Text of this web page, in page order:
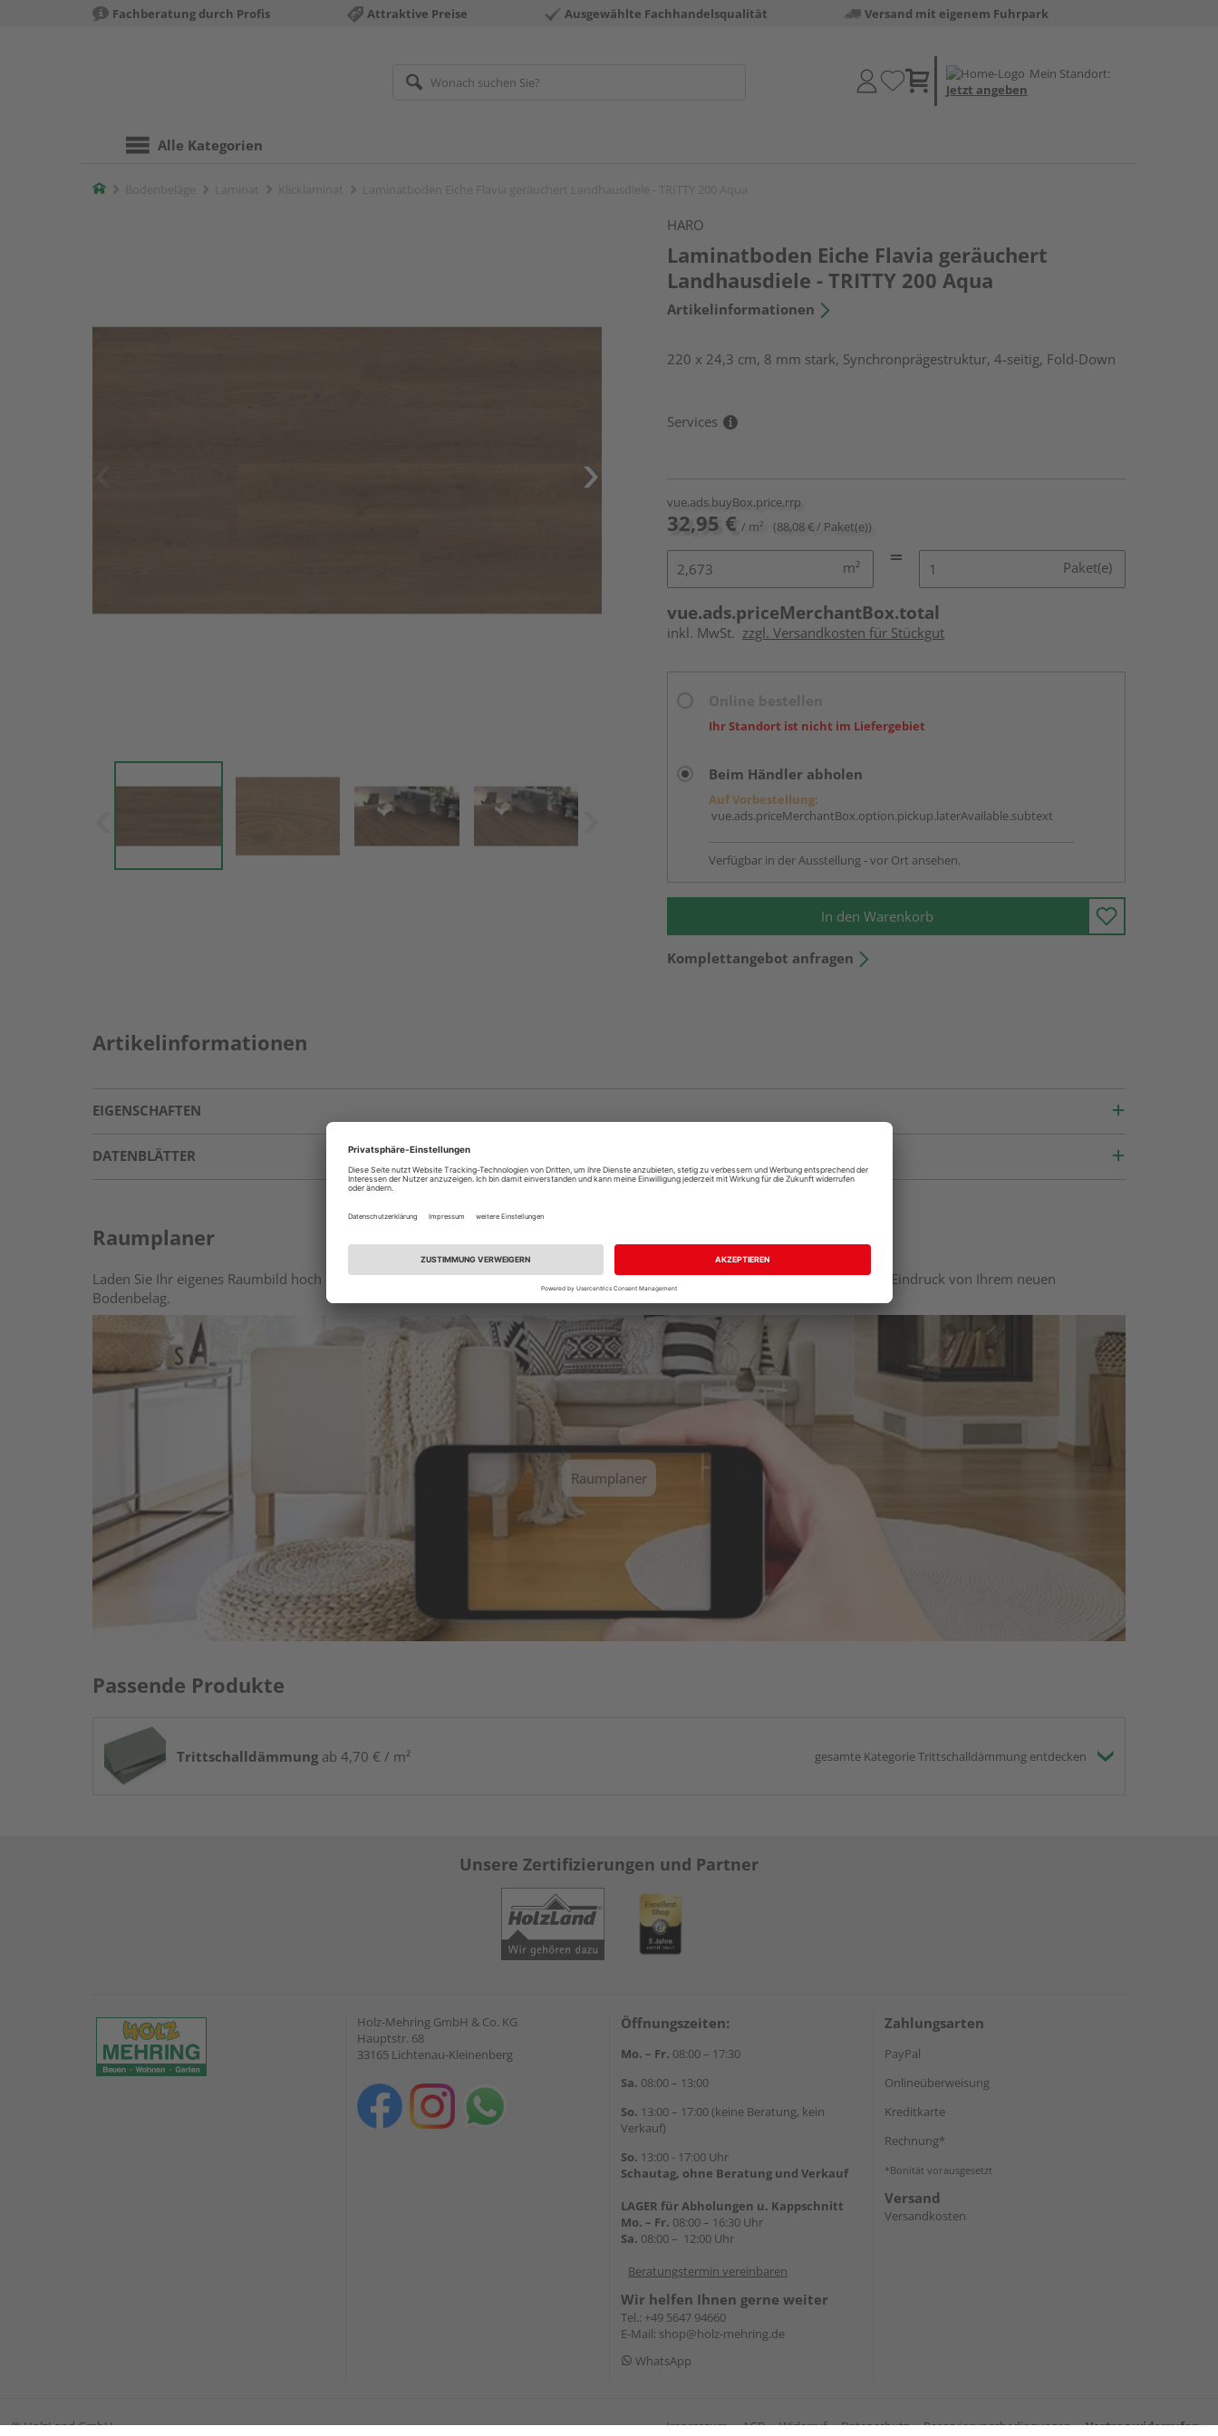
Fachberatung durch Profis Attraktive Preise Ausgewählte Fachhandelsqualität Versand mit eigenem Fuhrpark
Mein Standort:
Jetzt angeben
Alle Kategorien
Home
HARO
Laminatboden Eiche Flavia geräuchert
Landhausdiele - TRITTY 200 Aqua
Artikelinformationen
220 x 24,3 cm, 8 mm stark, Synchronprägestruktur, 4-seitig, Fold-Down
Services
vue.ads.buyBox.price.rrp
32,95 € / m² (88,08 € / Paket(e))
m² Paket(e)
vue.ads.priceMerchantBox.total
inkl. MwSt. zzgl. Versandkosten für Stückgut
Ihr Standort ist nicht im Liefergebiet
Beim Händler abholen
Auf Vorbestellung:
vue.ads.priceMerchantBox.option.pickup.laterAvailable.subtext
Verfügbar in der Ausstellung - vor Ort ansehen.
In den Warenkorb
Komplettangebot anfragen
Artikelinformationen
EIGENSCHAFTEN
DATENBLÄTTER
Raumplaner
Laden Sie Ihr eigenes Raumbild hoch oder wählen Sie einen unserer vordefinierten Räume aus und erhalten Sie einen optischen Eindruck von Ihrem neuen
Bodenbelag.
Raumplaner
Passende Produkte
Trittschalldämmung ab 4,70 € / m² gesamte Kategorie Trittschalldämmung entdecken
Unsere Zertifizierungen und Partner
Holz-Mehring GmbH & Co. KG
Hauptstr. 68
33165 Lichtenau-Kleinenberg
Öffnungszeiten:
Mo. – Fr. 08:00 – 17:30
Sa. 08:00 – 13:00
So. 13:00 – 17:00 (keine Beratung, kein
Verkauf)
So. 13:00 - 17:00 Uhr
Schautag, ohne Beratung und Verkauf
LAGER für Abholungen u. Kappschnitt
Mo. – Fr. 08:00 – 16:30 Uhr
Sa. 08:00 – 12:00 Uhr
Beratungstermin vereinbaren
Wir helfen Ihnen gerne weiter
Tel.: +49 5647 94660
E-Mail: shop@holz-mehring.de
WhatsApp
Zahlungsarten
PayPal
Onlineüberweisung
Kreditkarte
Rechnung*
*Bonität vorausgesetzt
Versand
Versandkosten
©HolzLand GmbH Impressum AGB Widerruf Datenschutz Reservierungsbedingungen Vertrag widerrufen